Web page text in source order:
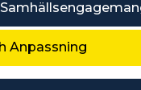
Anpassning